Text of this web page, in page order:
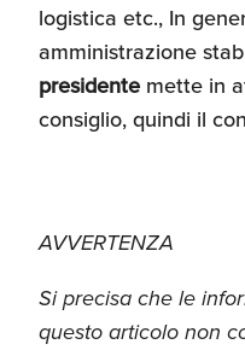
logistica etc., In
amministrazione
presidente mette in
consiglio, quindi il
AVVERTENZA
Si precisa che le
questo articolo non